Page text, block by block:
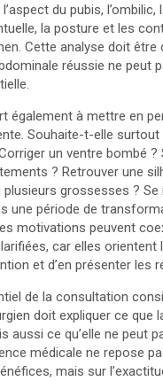
du pubis, l’ombilic,
la posture et les
Cette analyse doit être
réussie ne peut
également à mettre en
Souhaite-t-elle
un ventre bombé ?
? Retrouver une
grossesses ? Se
une période de
motivations peuvent
car elles orientent
et d’en présenter les
de la consultation
doit expliquer ce que
aussi ce qu’elle ne peut
médicale ne repose
mais sur